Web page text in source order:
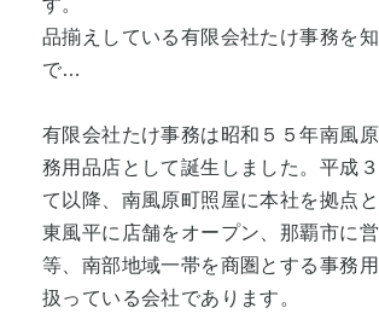
品揃えしている有限会社たけ事務を
で…
有限会社たけ事務は昭和５５年南風
務用品店として誕生しました。平成
て以降、南風原町照屋に本社を拠点
東風平に店舗をオープン、那覇市に
等、南部地域一帯を商圏とする事務
扱っている会社であります。